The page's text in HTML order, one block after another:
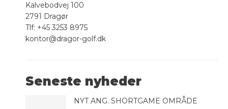
Kalvebodvej 100
2791 Dragør
Tlf: +45 3253 8975
kontor@dragor-golf.dk
Seneste nyheder
NYT ANG. SHORTGAME OMRÅDE